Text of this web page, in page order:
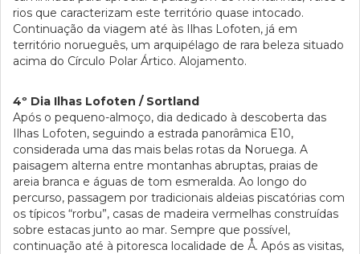
rios que caracterizam este território quase intocado.
Continuação da viagem até às Ilhas Lofoten, já em
território norueguês, um arquipélago de rara beleza situado
acima do Círculo Polar Ártico. Alojamento.
4º Dia Ilhas Lofoten / Sortland
Após o pequeno-almoço, dia dedicado à descoberta das
Ilhas Lofoten, seguindo a estrada panorâmica E10,
considerada uma das mais belas rotas da Noruega. A
paisagem alterna entre montanhas abruptas, praias de
areia branca e águas de tom esmeralda. Ao longo do
percurso, passagem por tradicionais aldeias piscatórias com
os típicos “rorbu”, casas de madeira vermelhas construídas
sobre estacas junto ao mar. Sempre que possível,
continuação até à pitoresca localidade de Å. Após as visitas,